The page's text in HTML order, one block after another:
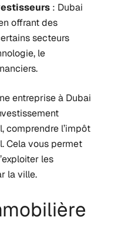
: Dubai
offrant des
secteurs
le
entreprise à Dubai
comprendre l’impôt
Cela vous permet
les
la ville.